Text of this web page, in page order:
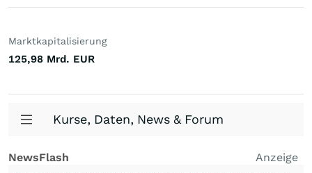
Marktkapitalisierung
125,98 Mrd. EUR
Kurse, Daten, News & Forum
NewsFlash
Anzeige